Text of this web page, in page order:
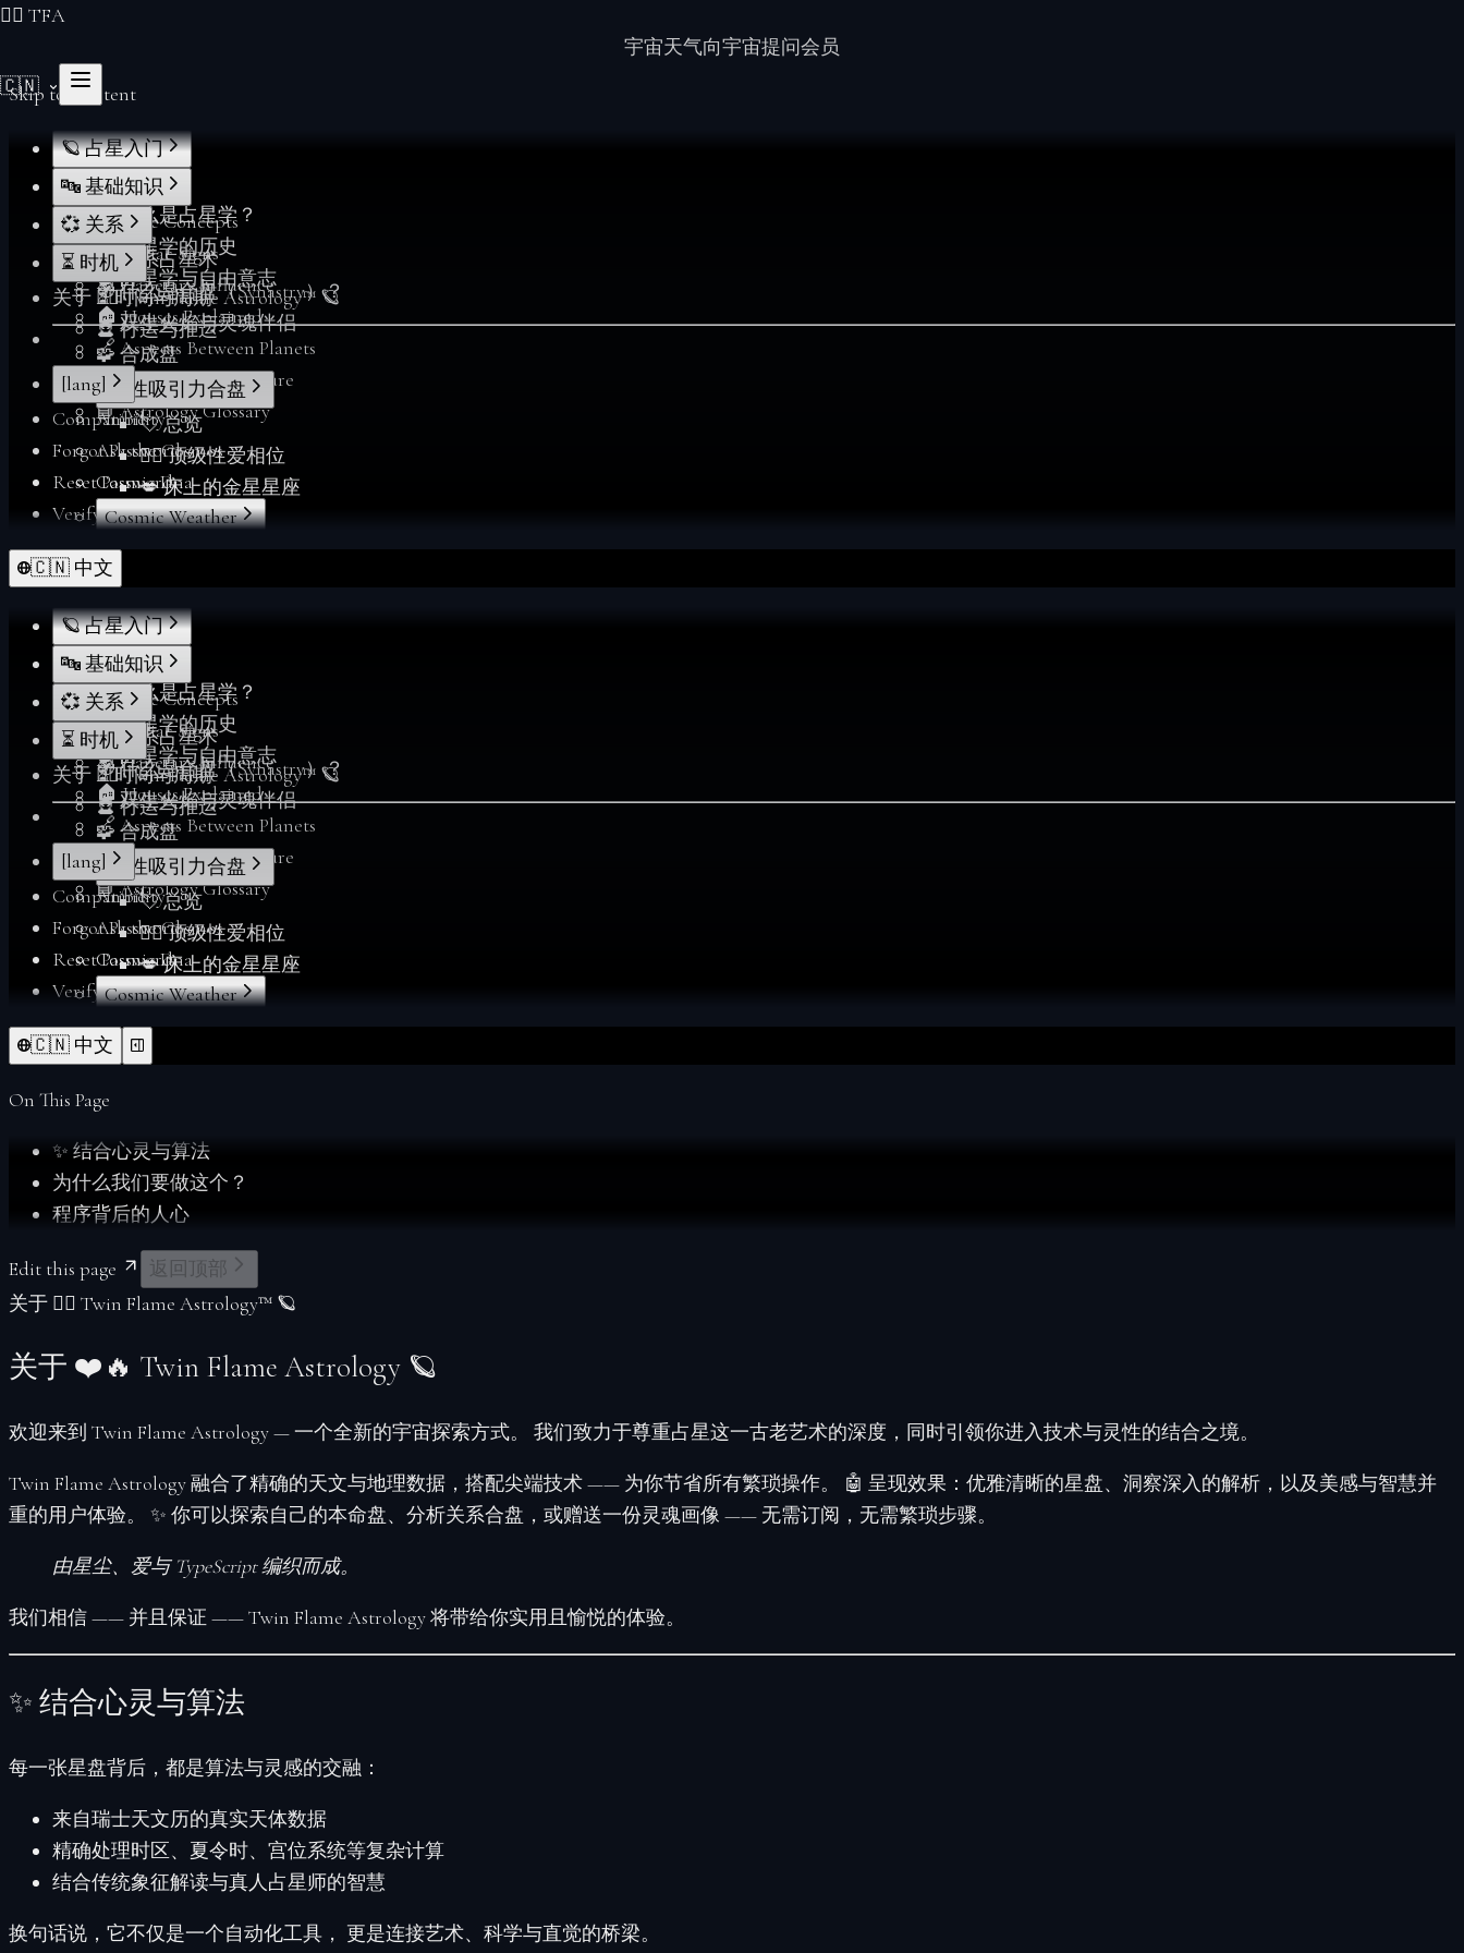
Skip to Content
❤️‍🔥 TFA
宇宙天气向宇宙提问会员
🇨🇳
🪐 占星入门
🌟 欢迎
🔮 什么是占星学？
📜 占星学的历史
🧠 占星学与自由意志
🔤 基础知识
📖 Core Concepts
♈ Zodiac Signs
🪐 Planetary Influence
🏠 Houses Explained
🔗 Aspects Between Planets
🧬 Birth Chart Signature
📘 Astrology Glossary
💞 关系
💞 关系占星术
🧭 什么是合盘（Synastry）？
🔥 双生火焰与灵魂伴侣
🧩 合成盘
💋 性吸引力合盘
💘 总览
❤️‍🔥 顶级性爱相位
💋 床上的金星星座
⏳ 时机
⏳ 时间与周期
🔮 行运与推运
关于 ❤️‍🔥 Twin Flame Astrology™ 🪐
[lang]
Annie
Ask the Cosmos
Cosmic Dna
Cosmic Weather
Index
Personalize
Forgot Password
From Deltawalker
Membership
My Charts
Reports
Reset Password
Sacred Readings
Verify
Your Space
Index
Account
Soul Profiles
Compatibility
Forgot Password
Reset Password
Verify
🇨🇳 中文
🪐 占星入门
🌟 欢迎
🔮 什么是占星学？
📜 占星学的历史
🧠 占星学与自由意志
🔤 基础知识
📖 Core Concepts
♈ Zodiac Signs
🪐 Planetary Influence
🏠 Houses Explained
🔗 Aspects Between Planets
🧬 Birth Chart Signature
📘 Astrology Glossary
💞 关系
💞 关系占星术
🧭 什么是合盘（Synastry）？
🔥 双生火焰与灵魂伴侣
🧩 合成盘
💋 性吸引力合盘
💘 总览
❤️‍🔥 顶级性爱相位
💋 床上的金星星座
⏳ 时机
⏳ 时间与周期
🔮 行运与推运
关于 ❤️‍🔥 Twin Flame Astrology™ 🪐
[lang]
Annie
Ask the Cosmos
Cosmic Dna
Cosmic Weather
Index
Personalize
Forgot Password
From Deltawalker
Reports
Reset Password
Sacred Readings
Verify
Your Space
Account
Soul Profiles
Compatibility
Forgot Password
Reset Password
Verify
🇨🇳 中文
On This Page
✨ 结合心灵与算法
为什么我们要做这个？
程序背后的人心
Edit this page
返回顶部
关于 ❤️‍🔥 Twin Flame Astrology™ 🪐
关于 ❤️🔥 Twin Flame Astrology 🪐
欢迎来到 Twin Flame Astrology— 一个全新的宇宙探索方式。 我们致力于尊重占星这一古老艺术的深度，同时引领你进入技术与灵性的结合之境。
Twin Flame Astrology 融合了精确的天文与地理数据，搭配尖端技术 —— 为你节省所有繁琐操作。 🤖 呈现效果：优雅清晰的星盘、洞察深入的解析，以及美感与智慧并
重的用户体验。 ✨ 你可以探索自己的本命盘、分析关系合盘，或赠送一份灵魂画像 —— 无需订阅，无需繁琐步骤。
由星尘、爱与 TypeScript 编织而成。
我们相信 —— 并且保证 —— Twin Flame Astrology 将带给你实用且愉悦的体验。
✨ 结合心灵与算法
每一张星盘背后，都是算法与灵感的交融：
来自瑞士天文历的真实天体数据
精确处理时区、夏令时、宫位系统等复杂计算
结合传统象征解读与真人占星师的智慧
换句话说，它不仅是一个自动化工具， 更是连接艺术、科学与直觉的桥梁。